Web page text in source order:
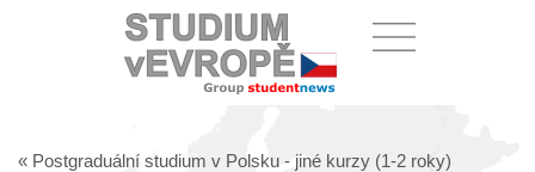
« Postgraduální studium v Polsku - jiné kurzy (1-2 roky)